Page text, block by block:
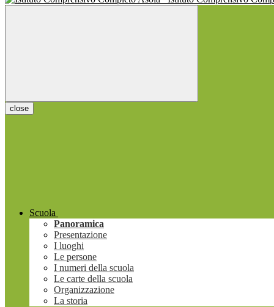
close
Scuola
Panoramica
Presentazione
I luoghi
Le persone
I numeri della scuola
Le carte della scuola
Organizzazione
La storia